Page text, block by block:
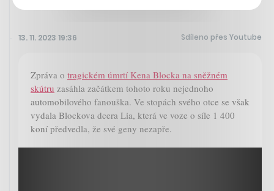
13. 11. 2023 19:36 Sdíleno přes Youtube
Zpráva o tragickém úmrtí Kena Blocka na sněžném
skútru zasáhla začátkem tohoto roku nejednoho
automobilového fanouška. Ve stopách svého otce se však
vydala Blockova dcera Lia, která ve voze o síle 1 400
koní předvedla, že své geny nezapře.